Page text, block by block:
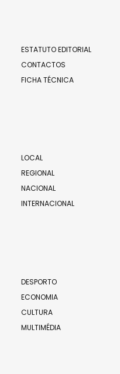
ESTATUTO EDITORIAL
CONTACTOS
FICHA TÉCNICA
LOCAL
REGIONAL
NACIONAL
INTERNACIONAL
DESPORTO
ECONOMIA
CULTURA
MULTIMÉDIA